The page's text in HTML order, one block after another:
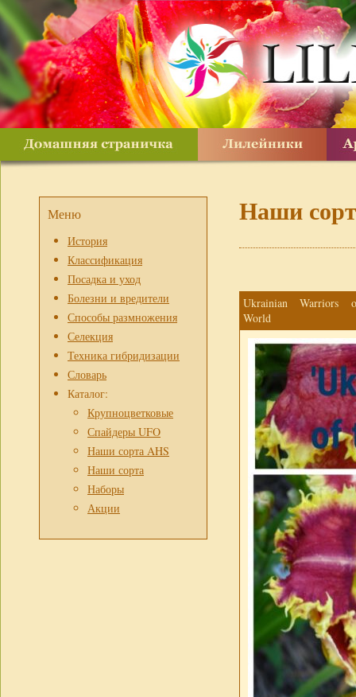
Меню
История
Классификация
Посадка и уход
Болезни и вредители
Способы размножения
Селекция
Техника гибридизации
Словарь
Каталог:
Крупноцветковые
Спайдеры UFO
Наши сорта AHS
Наши сорта
Наборы
Акции
Наши
Ukrainian Warriors
World